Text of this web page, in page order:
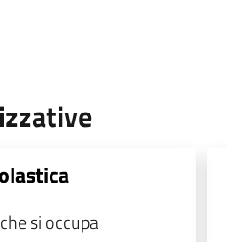
si occupa